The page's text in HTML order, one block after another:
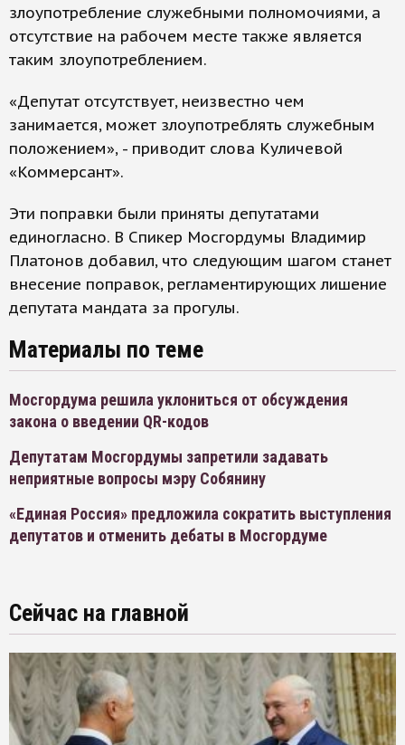
злоупотребление служебными полномочиями, а
отсутствие на рабочем месте также является
таким злоупотреблением.
«Депутат отсутствует, неизвестно чем
занимается, может злоупотреблять служебным
положением», - приводит слова Куличевой
«Коммерсант».
Эти поправки были приняты депутатами
единогласно. В Спикер Мосгордумы Владимир
Платонов добавил, что следующим шагом станет
внесение поправок, регламентирующих лишение
депутата мандата за прогулы.
Материалы по теме
Мосгордума решила уклониться от обсуждения
закона о введении QR-кодов
Депутатам Мосгордумы запретили задавать
неприятные вопросы мэру Собянину
«Единая Россия» предложила сократить выступления
депутатов и отменить дебаты в Мосгордуме
Сейчас на главной